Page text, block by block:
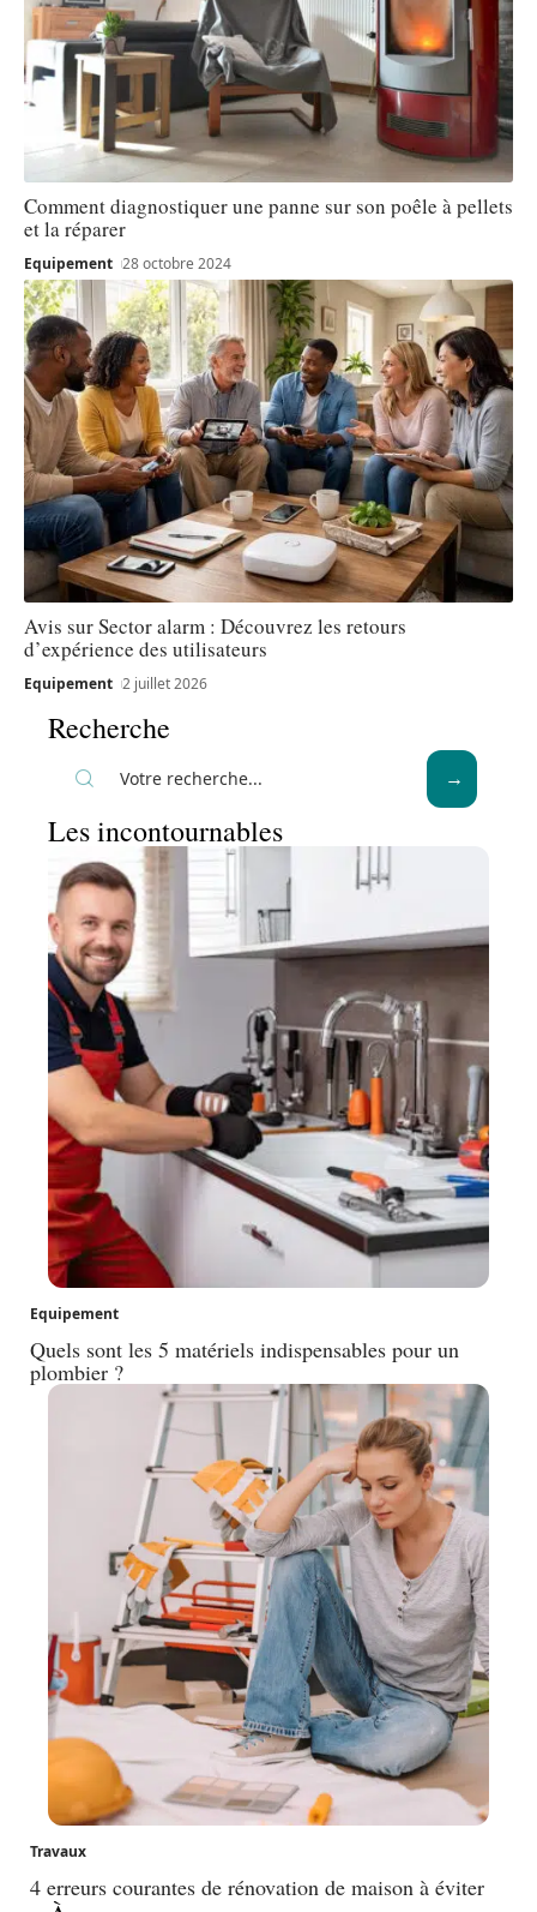
Comment diagnostiquer une panne sur son poêle à pellets
et la réparer
Equipement 28 octobre 2024
Avis sur Sector alarm : Découvrez les retours
d’expérience des utilisateurs
Equipement 2 juillet 2026
Recherche
Les incontournables
Equipement
Quels sont les 5 matériels indispensables pour un
plombier ?
Travaux
4 erreurs courantes de rénovation de maison à éviter